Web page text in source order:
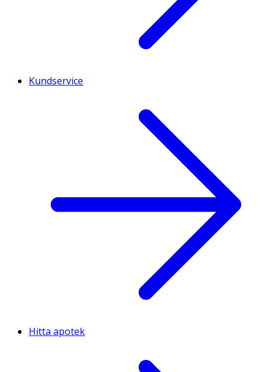
Kundservice
Hitta apotek